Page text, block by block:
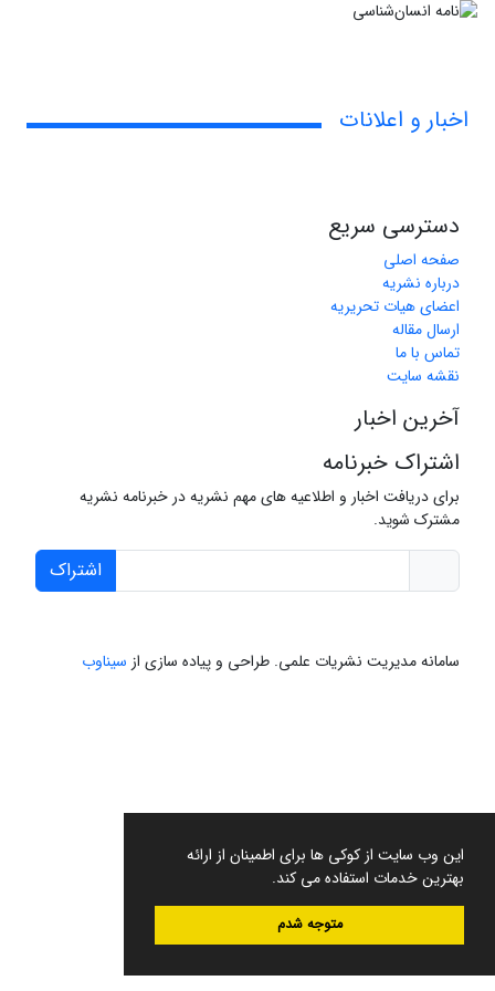
این وب سایت از کوکی ها برای اطمینان از ارائه
بهترین خدمات استفاده می کند.
متوجه شدم
اخبار و اعلانات
دسترسی سریع
صفحه اصلی
درباره نشریه
اعضای هیات تحریریه
ارسال مقاله
تماس با ما
نقشه سایت
آخرین اخبار
اشتراک خبرنامه
برای دریافت اخبار و اطلاعیه های مهم نشریه در خبرنامه نشریه
مشترک شوید.
اشتراک
سامانه مدیریت نشریات علمی. طراحی و پیاده سازی از سیناوب